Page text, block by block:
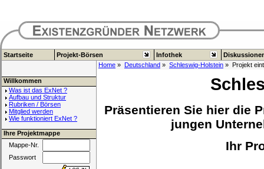
Startseite Projekt-Börsen Infothek
Home » Deutschland » Schleswig-Holstein » Projekt
Willkommen
Was ist das ExNet ?
Aufbau und Struktur
Rubriken / Börsen
Mitglied werden
Wie funktioniert ExNet ?
Ihre Projektmappe
Mappe-Nr.
Passwort
Präsentieren Sie hier die
jungen
Ihr